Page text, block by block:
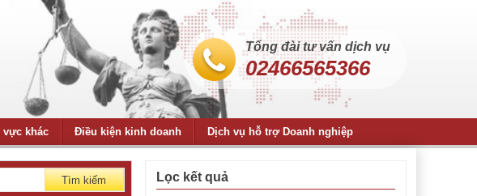
Tổng đài tư vấn dịch vụ
02466565366
vực khác Điều kiện kinh doanh Dịch vụ hỗ trợ Doanh nghiệp
Tìm kiếm Lọc kết quả